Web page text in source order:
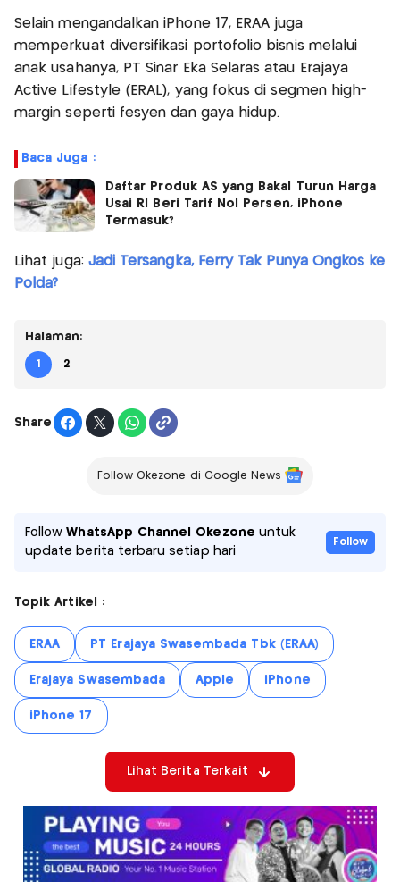
Selain mengandalkan iPhone 17, ERAA juga
memperkuat diversifikasi portofolio bisnis melalui
anak usahanya, PT Sinar Eka Selaras atau Erajaya
Active Lifestyle (ERAL), yang fokus di segmen high-
margin seperti fesyen dan gaya hidup.
Baca Juga :
Daftar Produk AS yang Bakal Turun Harga
Usai RI Beri Tarif Nol Persen, iPhone
Termasuk?
Lihat juga: Jadi Tersangka, Ferry Tak Punya Ongkos ke
Polda?
Halaman:
1 2
Share
Follow Okezone di Google News
FollowWhatsApp Channel Okezone untuk
update berita terbaru setiap hari
Follow
Topik Artikel :
ERAA PT Erajaya Swasembada Tbk (ERAA)
Erajaya Swasembada Apple iPhone
iPhone 17
Lihat Berita Terkait